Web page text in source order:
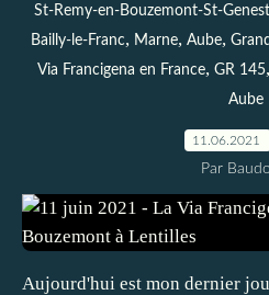
St-Remy-en-Bouzemont-St-
Bailly-le-Franc, Marne, Aube,
Via Francigena en France, GR 145,
Aube
11.06.2021
Par
Aujourd'hui est mon dernier